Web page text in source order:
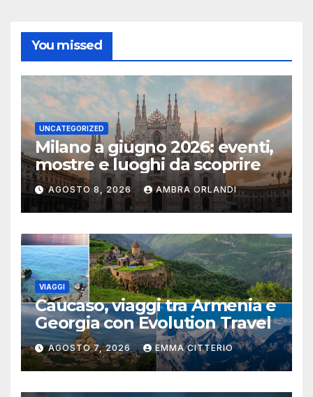
You missed
UNCATEGORIZED
Milano a giugno 2026: eventi,
mostre e luoghi da scoprire
AGOSTO 8, 2026 AMBRA ORLANDI
VIAGGI
Caucaso, viaggi tra Armenia e
Georgia con Evolution Travel
AGOSTO 7, 2026 EMMA CITTERIO